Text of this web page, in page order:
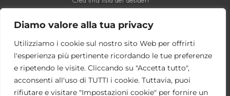
Diamo valore alla tua privacy
Utilizziamo i cookie sul nostro sito Web per offrirti
l'esperienza più pertinente ricordando le tue preferenze
e ripetendo le visite. Cliccando su "Accetta tutto",
acconsenti all'uso di TUTTI i cookie. Tuttavia, puoi
rifiutare e visitare "Impostazioni cookie" per fornire un
SOCIAL